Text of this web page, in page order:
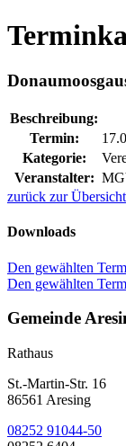
Beschreibung:
Termin:
Kategorie:
Veranstalter:
zurück zur Übersicht
Downloads
Den gewählten
Den gewählten
Gemeinde
Rathaus
St.-Martin-Str. 16
86561 Aresing
08252 91044-50